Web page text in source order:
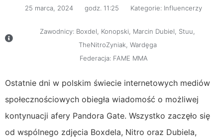
25 marca, 2024 godz. 11:25 Kategorie: Influencerzy
Zawodnicy: Boxdel Konopski Marcin Dubiel Stuu
TheNitroZyniak Wardęga
Federacja: FAME MMA
Ostatnie dni w polskim świecie internetowych mediów
społecznościowych obiegła wiadomość o możliwej
kontynuacji afery Pandora Gate. Wszystko zaczęło się
od wspólnego zdjęcia Boxdela, Nitro oraz Dubiela,